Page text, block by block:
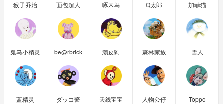
猴子乔治 面包超人 啄木鸟 Q太郎 加菲猫
鬼马小精灵 be@rbrick 顽皮狗 森林家族 雪人
蓝精灵 ダッコ酱 天线宝宝 人物公仔 Toppo